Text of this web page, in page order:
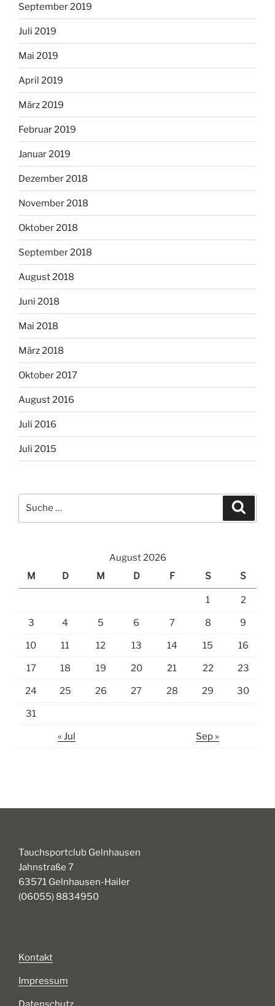
September 2019
Juli 2019
Mai 2019
April 2019
März 2019
Februar 2019
Januar 2019
Dezember 2018
November 2018
Oktober 2018
September 2018
August 2018
Juni 2018
Mai 2018
März 2018
Oktober 2017
August 2016
Juli 2016
Juli 2015
Suche
August 2026
M
D M D F S S
1 2
3 4 5 6 7 8 9
10 11 12 13 14 15 16
17 18 19 20 21 22 23
24 25 26 27 28 29 30
31
« Jul Sep »
Tauchsportclub Gelnhausen
Jahnstraße 7
63571 Gelnhausen-Hailer
(06055) 8834950
Kontakt
Impressum